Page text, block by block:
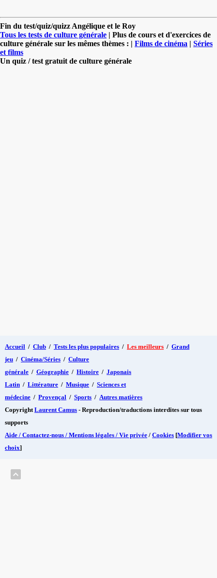
Fin du test/quiz/quizz Angélique et le Roy
Tous les tests de culture générale | Plus de cours et d'exercices de
culture générale sur les mêmes thèmes : | Films de cinéma | Séries
et films
Un quiz / test gratuit de culture générale
Accueil / Club / Tests les plus populaires / Les meilleurs / Grand
jeu / Cinéma/Séries / Culture
générale / Géographie / Histoire / Japonais
Latin / Littérature / Musique / Sciences et
médecine / Provençal / Sports / Autres matières
Copyright Laurent Camus - Reproduction/traductions interdites sur tous
supports
Aide / Contactez-nous / Mentions légales / Vie privée / Cookies [Modifier vos
choix]